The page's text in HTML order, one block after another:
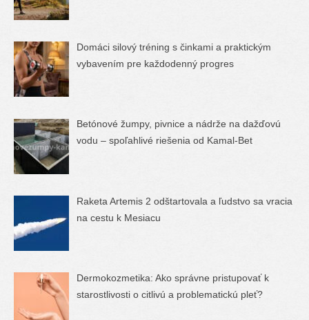
Domáci silový tréning s činkami a praktickým
vybavením pre každodenný progres
Betónové žumpy, pivnice a nádrže na dažďovú
vodu – spoľahlivé riešenia od Kamal-Bet
Raketa Artemis 2 odštartovala a ľudstvo sa vracia
na cestu k Mesiacu
Dermokozmetika: Ako správne pristupovať k
starostlivosti o citlivú a problematickú pleť?